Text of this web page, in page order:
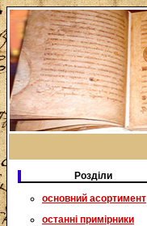
Розділи
основний асортимент
останні примірники